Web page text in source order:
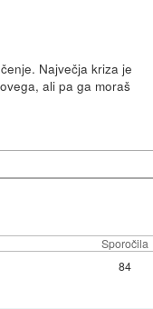
Največja kriza je
ali pa ga moraš
Sporočila
84